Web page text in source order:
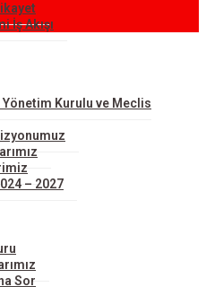
İş Akışı
Kurulu ve Meclis
– 2027
Sor